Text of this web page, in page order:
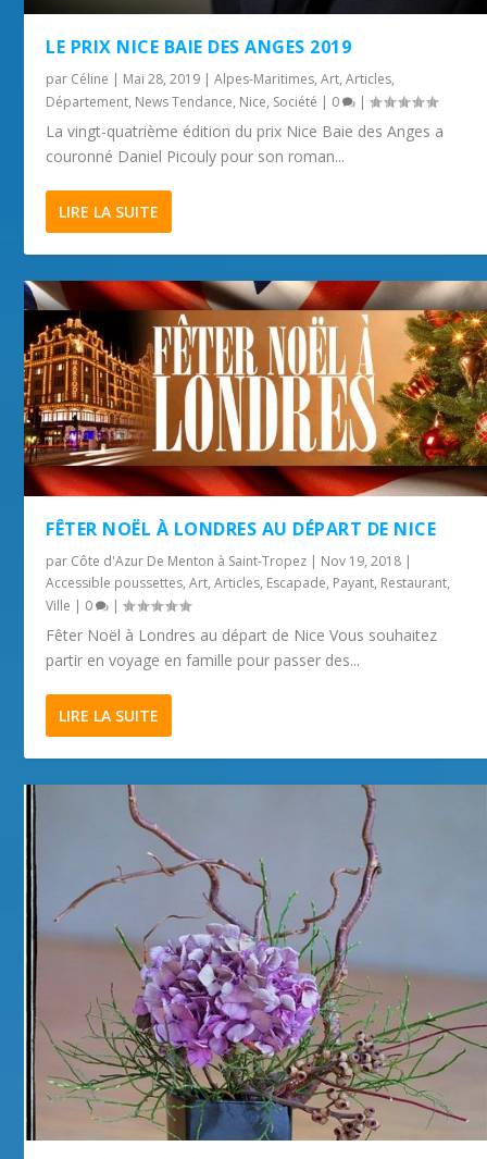
LE PRIX NICE BAIE DES ANGES 2019
par Céline | Mai 28, 2019 |Alpes-Maritimes,Art,Articles,
Département, News Tendance, Nice, Société | 0 |
La vingt-quatrième édition du prix Nice Baie des Anges a
couronné Daniel Picouly pour son roman...
LIRE LA SUITE
FÊTER NOËL À LONDRES AU DÉPART DE NICE
par Côte d'Azur De Menton à Saint-Tropez | Nov 19, 2018 |
Accessible poussettes,Art,Articles, Escapade, Payant, Restaurant,
Ville | 0 |
Fêter Noël à Londres au départ de Nice Vous souhaitez
partir en voyage en famille pour passer des...
LIRE LA SUITE